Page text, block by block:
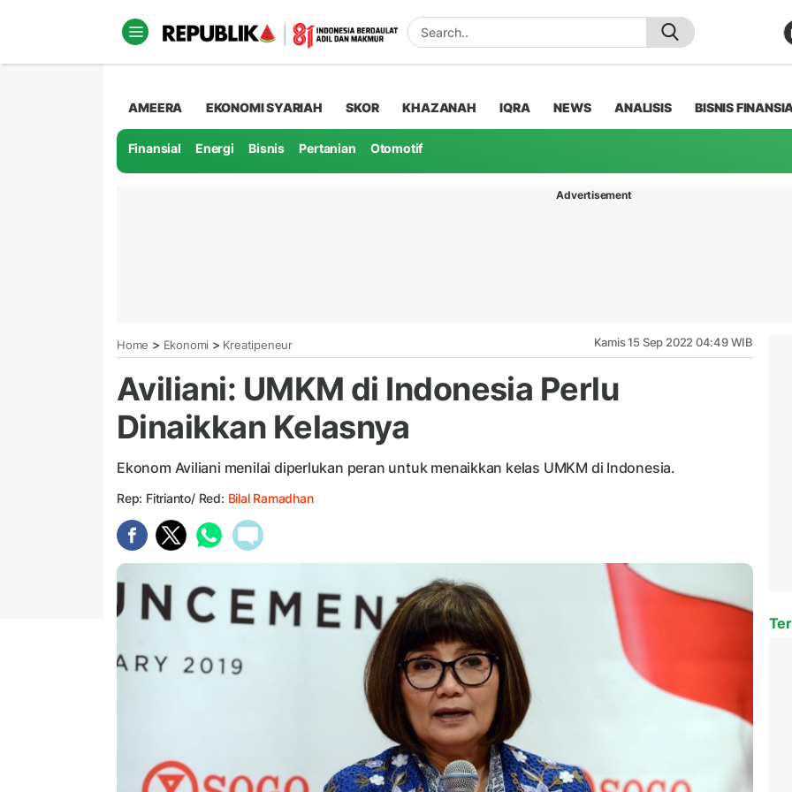
AMEERA EKONOMI SYARIAH SKOR KHAZANAH IQRA NEWS ANALISIS BISNIS
Finansial Energi Bisnis Pertanian Otomotif
Advertisement
Home > Ekonomi > Kreatipeneur Kamis 15 Sep 2022 04:49 WIB
Aviliani: UMKM di Indonesia Perlu
Dinaikkan Kelasnya
Ekonom Aviliani menilai diperlukan peran untuk menaikkan kelas UMKM di Indonesia.
Rep: Fitrianto/ Red: Bilal Ramadhan